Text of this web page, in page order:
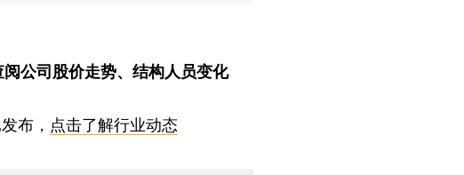
阅公司股价走势、结构人员变化
布， 点击了解行业动态